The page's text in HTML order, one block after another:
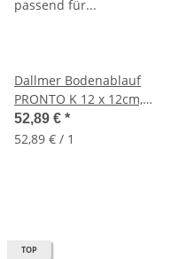
Dallmer Bodenablauf
PRONTO K 12 x 12cm,
passend für DN100
52,89 € *
52,89 € / 1
TOP